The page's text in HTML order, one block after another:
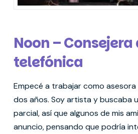
Noon – Consejera
telefónica
Empecé a trabajar como
dos años. Soy artista y buscaba
parcial, así que algunos de mis
anuncio, pensando que podría